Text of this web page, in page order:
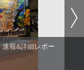
速報&詳細レポー